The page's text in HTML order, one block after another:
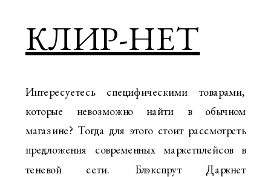
КЛИР-НЕТ
Интересуетесь специфическими товарами,
которые невозможно найти в обычном
магазине? Тогда для этого стоит рассмотреть
предложения современных маркетплейсов в
теневой сети. Блэкспрут Даркнет